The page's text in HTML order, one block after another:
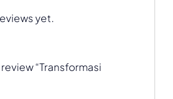
yet.
“Transformasi